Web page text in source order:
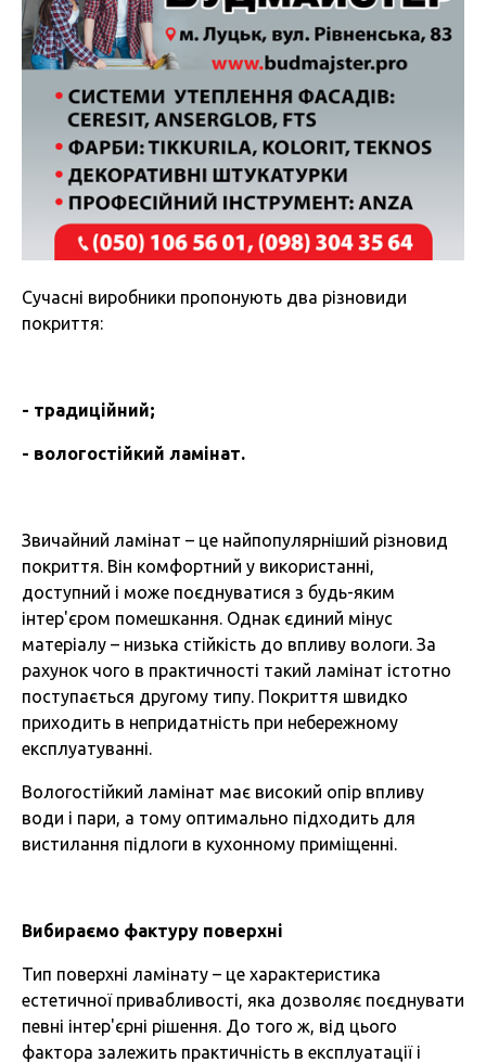
Сучасні виробники пропонують два різновиди
покриття:
- традиційний;
- вологостійкий ламінат.
Звичайний ламінат – це найпопулярніший різновид
покриття. Він комфортний у використанні,
доступний і може поєднуватися з будь-яким
інтер'єром помешкання. Однак єдиний мінус
матеріалу – низька стійкість до впливу вологи. За
рахунок чого в практичності такий ламінат істотно
поступається другому типу. Покриття швидко
приходить в непридатність при небережному
експлуатуванні.
Вологостійкий ламінат має високий опір впливу
води і пари, а тому оптимально підходить для
вистилання підлоги в кухонному приміщенні.
Вибираємо фактуру поверхні
Тип поверхні ламінату – це характеристика
естетичної привабливості, яка дозволяє поєднувати
певні інтер'єрні рішення. До того ж, від цього
фактора залежить практичність в експлуатації і